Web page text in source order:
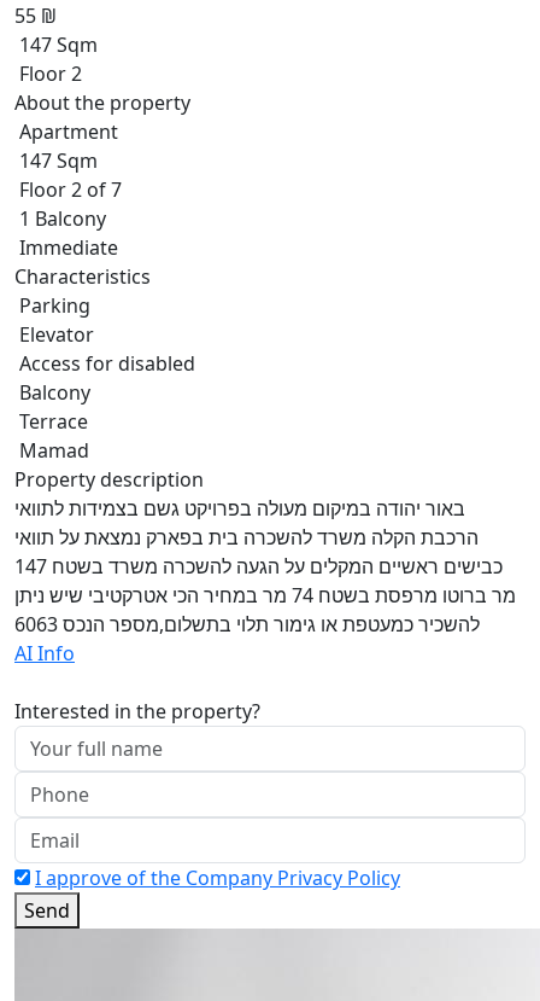
55 ₪
147 Sqm
Floor 2
About the property
Apartment
147 Sqm
Floor 2 of 7
1 Balcony
Immediate
Characteristics
Parking
Elevator
Access for disabled
Balcony
Terrace
Mamad
Property description
באור יהודה במיקום מעולה בפרויקט גשם בצמידות לתוואי
הרכבת הקלה משרד להשכרה בית בפארק נמצאת על תוואי
כבישים ראשיים המקלים על הגעה להשכרה משרד בשטח 147
מר ברוטו מרפסת בשטח 74 מר במחיר הכי אטרקטיבי שיש ניתן
להשכיר כמעטפת או גימור תלוי בתשלום,מספר הנכס 6063
AI Info
Interested in the property?
I approve of the Company Privacy Policy
Send